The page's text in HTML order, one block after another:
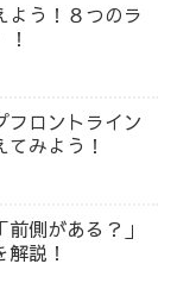
よう！８つのラ
フロントライン
みよう！
前側がある？」
説！